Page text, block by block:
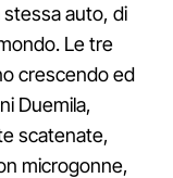
stessa auto, di
Le tre
crescendo ed
Duemila,
scatenate,
microgonne,